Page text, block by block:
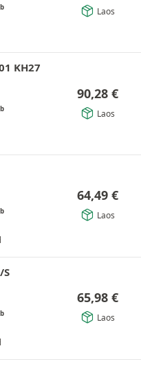
Laos
KH27
90,28 €
Laos
64,49 €
Laos
65,98 €
Laos